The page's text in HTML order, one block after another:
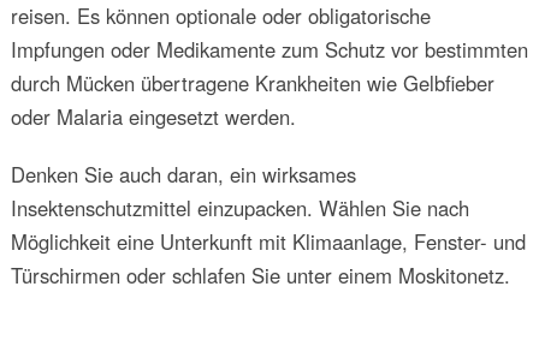
reisen. Es können optionale oder obligatorische
Impfungen oder Medikamente zum Schutz vor bestimmten
durch Mücken übertragene Krankheiten wie Gelbfieber
oder Malaria eingesetzt werden.
Denken Sie auch daran, ein wirksames
Insektenschutzmittel einzupacken. Wählen Sie nach
Möglichkeit eine Unterkunft mit Klimaanlage, Fenster- und
Türschirmen oder schlafen Sie unter einem Moskitonetz.